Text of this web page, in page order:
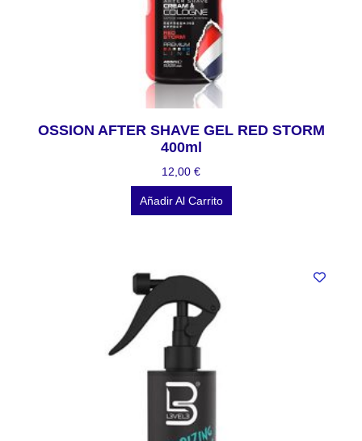
OSSION AFTER SHAVE GEL RED STORM
400ml
12,00 €
Añadir Al Carrito